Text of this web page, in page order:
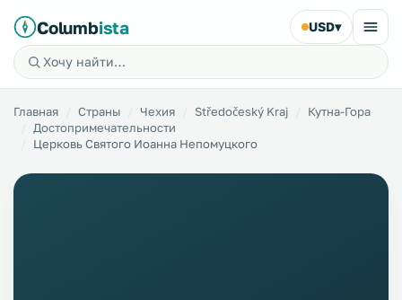
Columbista USD▾
Главная Страны Чехия Středočeský Kraj
Кутна-Гора
Достопримечательности
Церковь Святого Иоанна Непомуцкого